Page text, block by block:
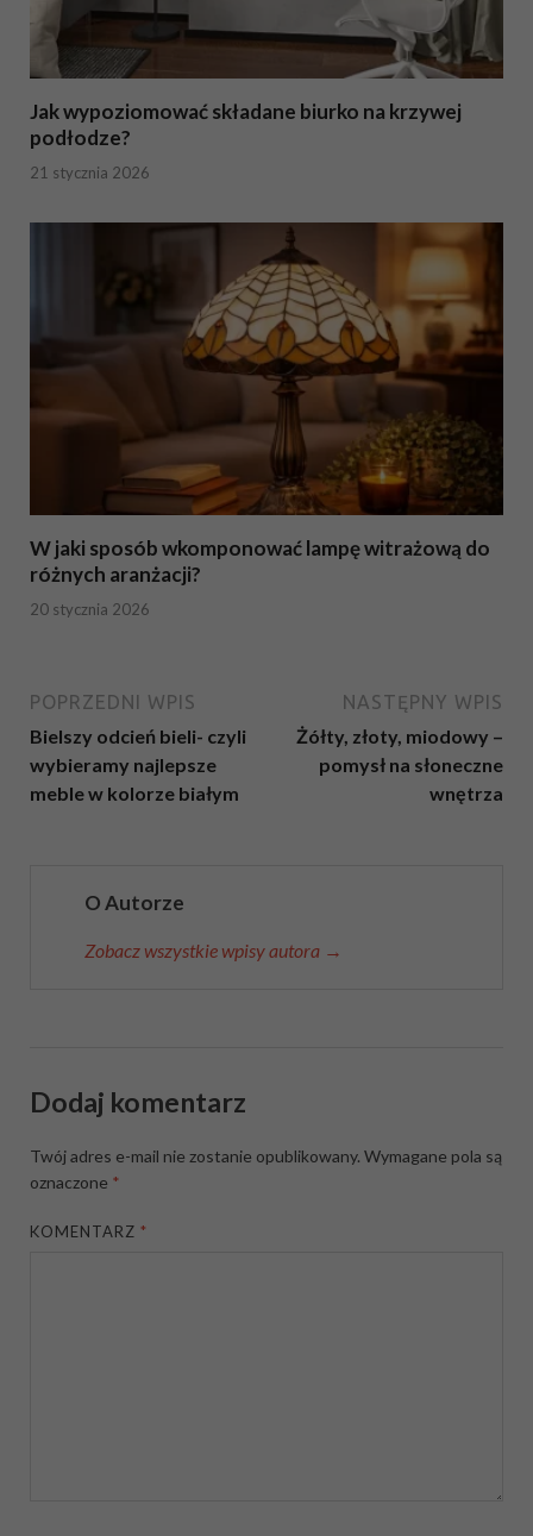
Jak wypoziomować składane biurko na krzywej
podłodze?
21 stycznia 2026
W jaki sposób wkomponować lampę witrażową do
różnych aranżacji?
20 stycznia 2026
POPRZEDNI WPIS
Bielszy odcień bieli- czyli
wybieramy najlepsze
meble w kolorze białym
NASTĘPNY WPIS
Żółty, złoty, miodowy –
pomysł na słoneczne
wnętrza
O Autorze
Zobacz wszystkie wpisy autora →
Dodaj komentarz
Twój adres e-mail nie zostanie opublikowany. Wymagane pola są
oznaczone *
KOMENTARZ*